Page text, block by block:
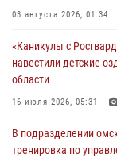
Росгвардия
29 июля 2026, 01:49
Росгвардейцы
Руси в Омске
При содействии
03 августа 2026, 01:34
«Каникулы с
навестили детские
области
16 июля 2026, 05:31
В подразделении
тренировка по